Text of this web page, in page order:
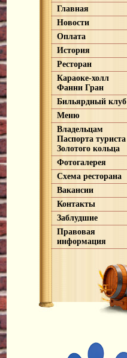
Главная
Новости
Оплата
История
Ресторан
Караоке-холл
Фанни Гран
Бильярдный клуб
Меню
Владельцам
Паспорта туриста
Золотого кольца
Фотогалерея
Схема ресторана
Вакансии
Контакты
Заблудшие
Правовая
информация